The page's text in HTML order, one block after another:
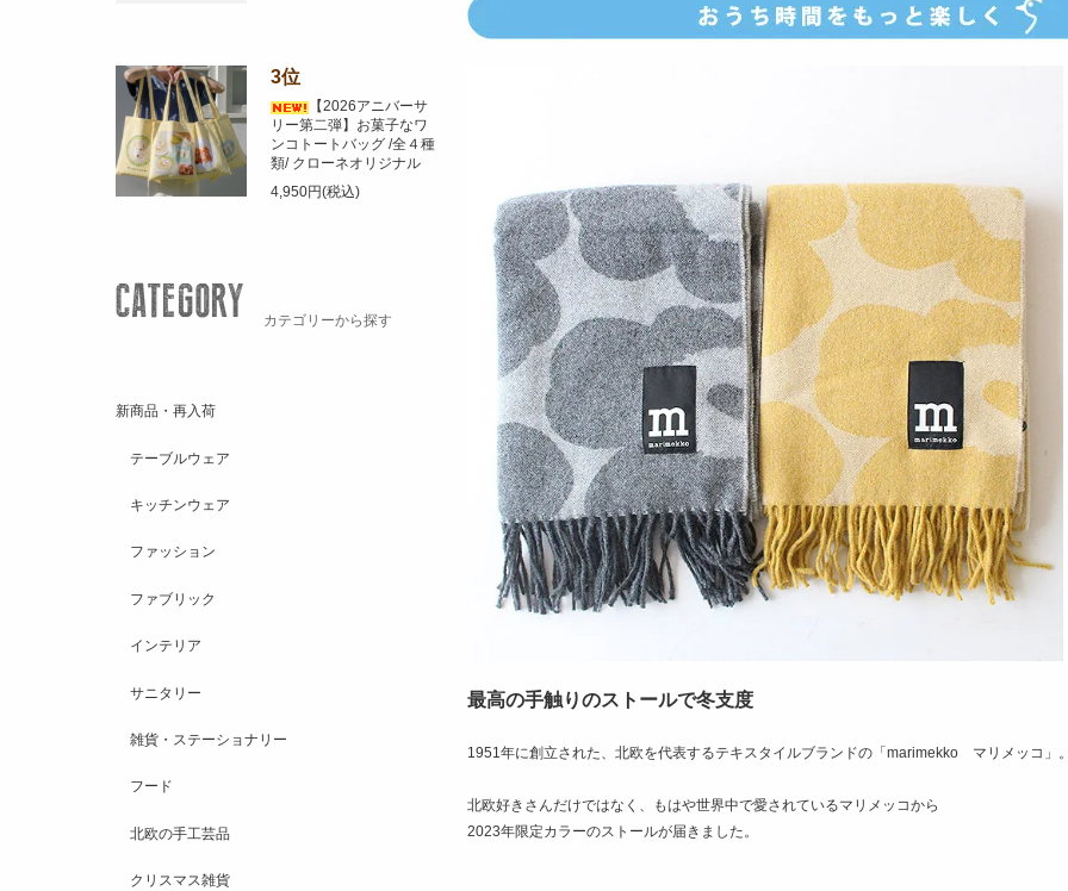
最高の手触りのストールで冬支度
1951年に創立された、北欧を代表するテキスタイルブランドの「marimekko マリメッコ」
北欧好きさんだけではなく、もはや世界中で愛されているマリメッコから
2023年限定カラーのストールが届きました。
3位
【2026アニバーサ
リー第二弾】お菓子なワ
ンコトートバッグ /全４種
類/ クローネオリジナル
4,950円(税込)
カテゴリーから探す
新商品・再入荷
テーブルウェア
キッチンウェア
ファッション
ファブリック
インテリア
サニタリー
雑貨・ステーショナリー
フード
北欧の手工芸品
クリスマス雑貨